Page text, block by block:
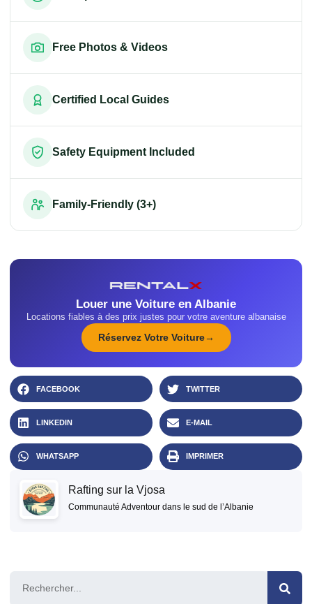
Free Photos & Videos
Certified Local Guides
Safety Equipment Included
Family-Friendly (3+)
Louer une Voiture en Albanie
Locations fiables à des prix justes pour votre aventure albanaise
Réservez Votre Voiture
FACEBOOK TWITTER
LINKEDIN E-MAIL
WHATSAPP IMPRIMER
Rafting sur la Vjosa
Communauté Adventour dans le sud de l’Albanie